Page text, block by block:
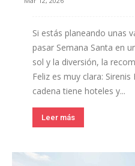
Si estás planeando unas
pasar Semana Santa en
sol y la diversión, la
Feliz es muy clara:
cadena tiene hoteles y...
Leer más